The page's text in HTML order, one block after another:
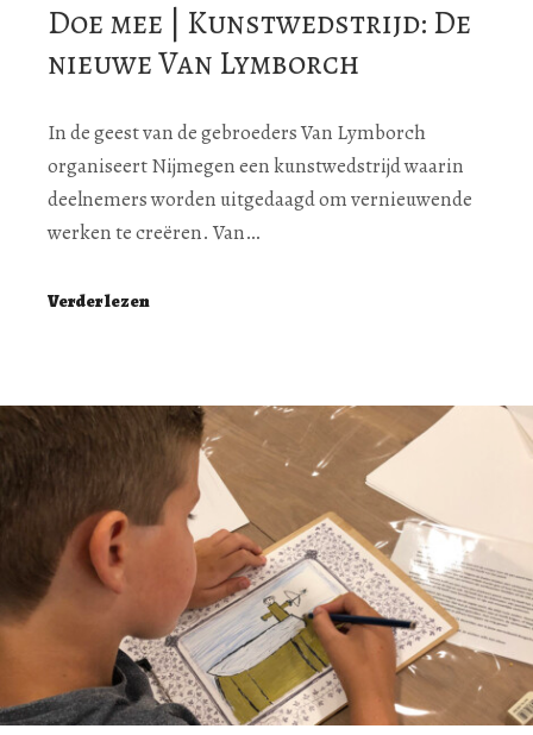
Doe mee | Kunstwedstrijd: De
nieuwe Van Lymborch
In de geest van de gebroeders Van Lymborch
organiseert Nijmegen een kunstwedstrijd waarin
deelnemers worden uitgedaagd om vernieuwende
werken te creëren. Van…
Verder lezen